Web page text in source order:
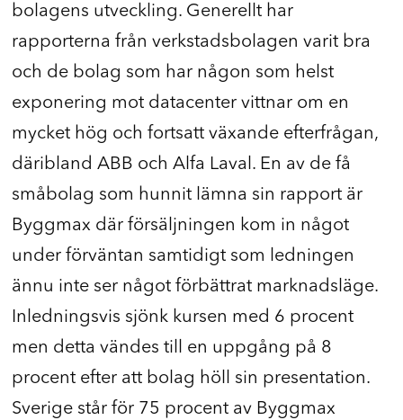
bolagens utveckling. Generellt har
rapporterna från verkstadsbolagen varit bra
och de bolag som har någon som helst
exponering mot datacenter vittnar om en
mycket hög och fortsatt växande efterfrågan,
däribland ABB och Alfa Laval. En av de få
småbolag som hunnit lämna sin rapport är
Byggmax där försäljningen kom in något
under förväntan samtidigt som ledningen
ännu inte ser något förbättrat marknadsläge.
Inledningsvis sjönk kursen med 6 procent
men detta vändes till en uppgång på 8
procent efter att bolag höll sin presentation.
Sverige står för 75 procent av Byggmax